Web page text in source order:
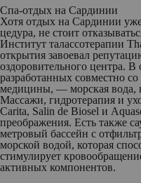
Спа-отдых на Сардинии
Хотя отдых на Сардинии
цедура, не стоит
Институт талассотерапии
открытия завоевал
оздоровительного центра.
разработанных совместно
медицины, — морская вода,
Массажи, гидротерапия и
Carita, Salin de Biosel и
преображения. Есть также
метровый бассейн с
морской водой, которая
стимулирует
активных компонентов.